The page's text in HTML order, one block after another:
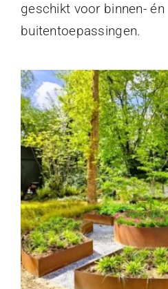
geschikt voor binnen- én
buitentoepassingen.